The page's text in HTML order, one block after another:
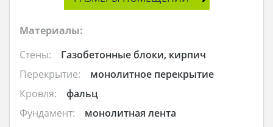
Материалы:
Стены:
Газобетонные блоки, кирпич
Перекрытие:
монолитное перекрытие
Кровля:
фальц
Фундамент:
монолитная лента